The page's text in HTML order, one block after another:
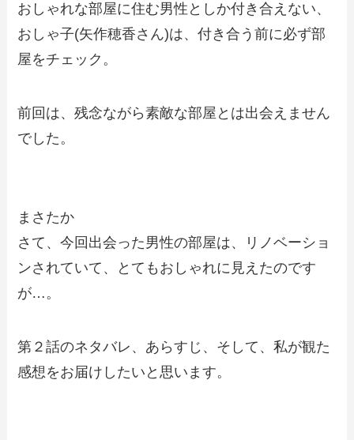
おしゃれな部屋に住む男性としか付き合えない、
おしゃ子(矢作穂香さん)は、付き合う前に必ず部
屋をチェック。
前回は、残念ながら素敵な部屋とは出会えません
でした。
まさたか
さて、今回出会った男性の部屋は、リノベーショ
ンされていて、とてもおしゃれに見えたのです
が…。
第２話のネタバレ、あらすじ、そして、私が観た
感想をお届けしたいと思います。